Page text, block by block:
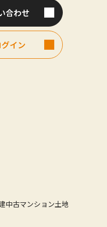
合わせ
イン
中古マンション土地